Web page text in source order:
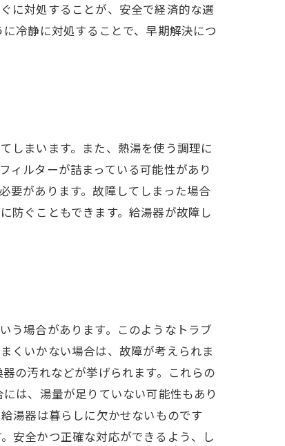
に対処することが、安全で経済的な選
冷静に対処することで、早期解決につ
しまいます。また、熱湯を使う調理に
ィルターが詰まっている可能性があり
要があります。故障してしまった場合
防ぐこともできます。給湯器が故障し
う場合があります。このようなトラブ
くいかない場合は、故障が考えられま
の汚れなどが挙げられます。これらの
は、湯量が足りていない可能性もあり
湯器は暮らしに欠かせないものです
安全かつ正確な対応ができるよう、し